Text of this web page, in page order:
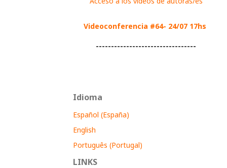
Videoconferencia #64- 24/07 17hs
---------------------------------
Idioma
Español (España)
English
Português (Portugal)
LINKS